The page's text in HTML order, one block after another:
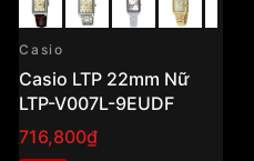
Casio
Casio LTP 22mm Nữ
LTP-V007L-9EUDF
716,800₫